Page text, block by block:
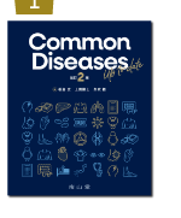
終末期とは
倫理的課題5 本人
「受診はしなく
状態が悪く
本人の意思を確
意思疎通が図
退院先の希望を